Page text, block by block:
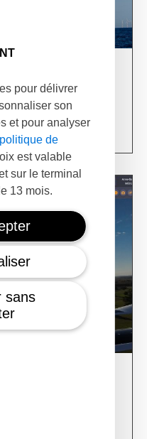
mission in
Learn more
pour délivrer
son
et pour analyser
politique de
est valable
sur le terminal
13 mois.
sans